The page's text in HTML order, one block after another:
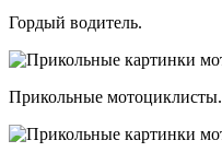
Гордый водитель.
Прикольные мотоциклисты.